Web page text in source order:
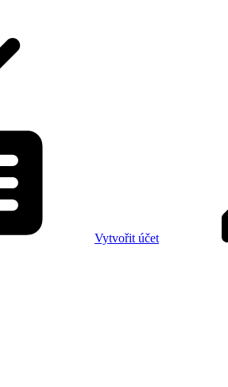
Vytvořit účet